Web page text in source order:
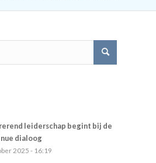
leiderschap begint bij de
dialoog
2025 - 16:19